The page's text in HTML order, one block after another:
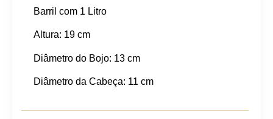
Barril com 1 Litro
Altura: 19 cm
Diâmetro do Bojo: 13 cm
Diâmetro da Cabeça: 11 cm